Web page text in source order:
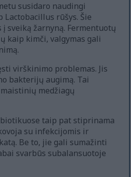
susidaro naudingi
rūšys. Šie
sveiką žarnyną. Fermentuotų
kaip kimči, valgymas gali
virškinimo problemas. Jis
bakterijų augimą. Tai
medžiagų
taip pat stiprinama
su infekcijomis ir
Be to, jie gali sumažinti
svarbūs subalansuotoje